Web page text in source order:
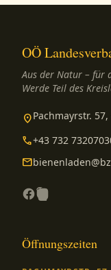
OÖ
Aus der Natur – für
Werde Teil des
location_onPachmayrstr.
phone+43 732
mail
Öffnungszeiten